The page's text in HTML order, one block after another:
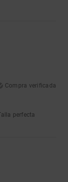
Compra verificada
perfecta